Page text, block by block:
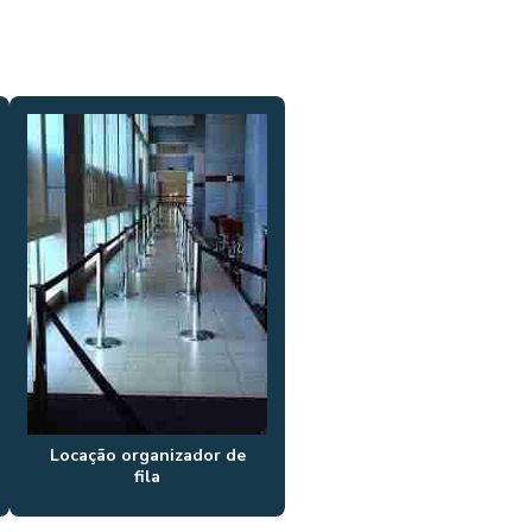
EVENTOS SP
LOCAÇÃO ORGANIZADOR DE
FILA
LOCAÇÃO DE PAINEL BACKDROP
LOCAÇÃO DE PISO PARA
EVENTOS
LOCAÇÃO DE PÓRTICO
LOCAÇÃO DE TENDA 10X10
LOCAÇÃO TENDA 5X5
Locação organizador de
fila